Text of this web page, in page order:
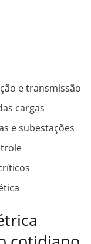
e transmissão
cargas
e subestações